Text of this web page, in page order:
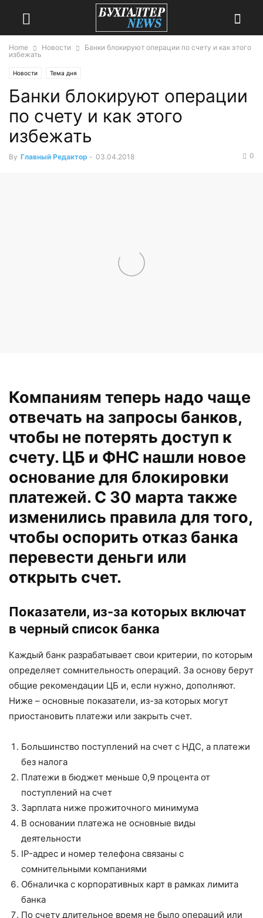
Home Новости
Банки блокируют операции по счету и как этого
избежать
Новости Тема дня
Банки блокируют операции
по счету и как этого
избежать
By Главный Редактор - 03.04.2018 0
Компаниям теперь надо чаще
отвечать на запросы банков,
чтобы не потерять доступ к
счету. ЦБ и ФНС нашли новое
основание для блокировки
платежей. С 30 марта также
изменились правила для того,
чтобы оспорить отказ банка
перевести деньги или
открыть счет.
Показатели, из-за которых включат
в черный список банка
Каждый банк разрабатывает свои критерии, по которым
определяет сомнительность операций. За основу берут
общие рекомендации ЦБ и, если нужно, дополняют.
Ниже – основные показатели, из-за которых могут
приостановить платежи или закрыть счет.
Большинство поступлений на счет с НДС, а платежи
без налога
Платежи в бюджет меньше 0,9 процента от
поступлений на счет
Зарплата ниже прожиточного минимума
В основании платежа не основные виды
деятельности
IP-адрес и номер телефона связаны с
сомнительными компаниями
Обналичка с корпоративных карт в рамках лимита
банка
По счету длительное время не было операций или